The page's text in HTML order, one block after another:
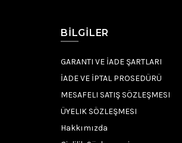
BILGILER
GARANTI VE İADE ŞARTLARI
İADE VE İPTAL PROSEDÜRÜ
MESAFELI SATIŞ SÖZLEŞMESI
ÜYELIK SÖZLEŞMESI
Hakkımızda